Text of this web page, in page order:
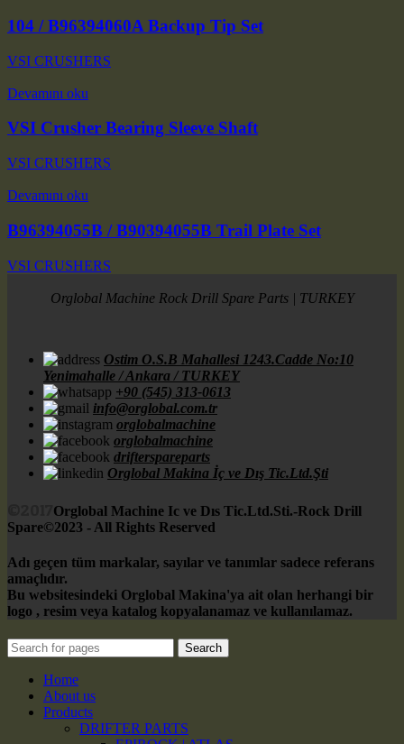
104 / B96394060A Backup Tip Set
VSI CRUSHERS
Devamını oku
VSI Crusher Bearing Sleeve Shaft
VSI CRUSHERS
Devamını oku
B96394055B / B90394055B Trail Plate Set
VSI CRUSHERS
Orglobal Machine Rock Drill Spare Parts | TURKEY
Ostim O.S.B Mahallesi 1243.Cadde No:10
Yenimahalle / Ankara / TURKEY
+90 (545) 313-0613
info@orglobal.com.tr
orglobalmachine
orglobalmachine
drifterspareparts
Orglobal Makina İç ve Dış Tic.Ltd.Şti
Orglobal Machine Ic ve Dıs Tic.Ltd.Sti.-Rock Drill
Spare©2023 - All Rights Reserved
Adı geçen tüm markalar, sayılar ve tanımlar sadece referans
amaçlıdır.
Bu websitesindeki Orglobal Makina'ya ait olan herhangi bir
logo , resim veya katalog kopyalanamaz ve kullanılamaz.
Search
Home
About us
Products
DRIFTER PARTS